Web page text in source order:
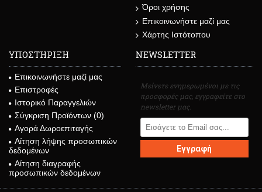
Όροι χρήσης
Επικοινωνήστε μαζί μας
Χάρτης Ιστότοπου
ΥΠΟΣΤΗΡΙΞΗ
Επικοινωνήστε μαζί μας
Επιστροφές
Ιστορικό Παραγγελιών
Σύγκριση Προϊόντων (0)
Αγορά Δωροεπιταγής
Αίτηση λήψης προσωπικών
δεδομένων
Αίτηση διαγραφής
προσωπικών δεδομένων
NEWSLETTER
Μείνετε ενημερωμένοι με τις
προσφορές μας, εγγραφείτε στο
newsletter μας.
Εγγραφή